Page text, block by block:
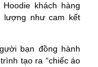
khách hàng
lượng như cam kết
bạn đồng hành
tạo ra “chiếc áo